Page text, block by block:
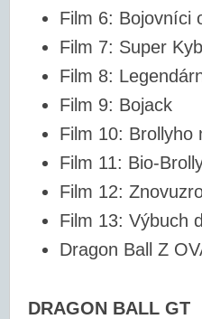
Film 6: Bojovníci
Film 7: Super
Film 8:
Film 9: Bojack
Film 10: Brollyho
Film 11: Bio-
Film 12:
Film 13: Výbuch
Dragon Ball Z
DRAGON BALL GT